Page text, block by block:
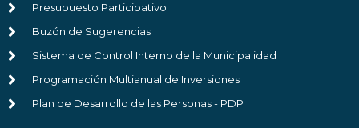
Presupuesto Participativo
Buzón de Sugerencias
Sistema de Control Interno de la Municipalidad
Programación Multianual de Inversiones
Plan de Desarrollo de las Personas - PDP